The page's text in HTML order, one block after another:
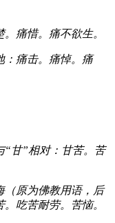
痛惜。痛不欲生。
：痛击。痛悼。痛
“甘”相对：甘苦。苦
（原为佛教用语，后
吃苦耐劳。苦恼。